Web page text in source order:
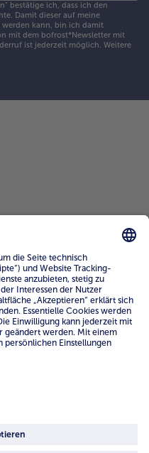
bestätige ich, dass ich den
Damit dieser auf meine
werden kann, bin ich damit
mit dem bofrost*Newsletter mit
ist jederzeit möglich. Weitere